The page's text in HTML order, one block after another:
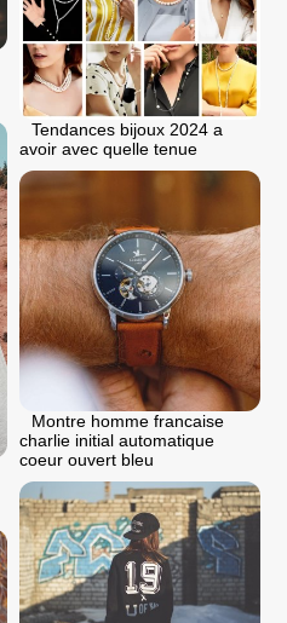
Tendances bijoux 2024 a
avoir avec quelle tenue
Montre homme francaise
charlie initial automatique
coeur ouvert bleu